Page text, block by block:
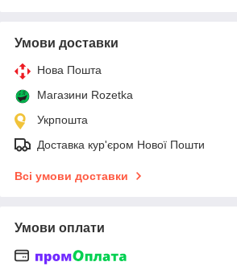
Умови доставки
Нова Пошта
Магазини Rozetka
Укрпошта
Доставка кур'єром Нової Пошти
Всі умови доставки
Умови оплати